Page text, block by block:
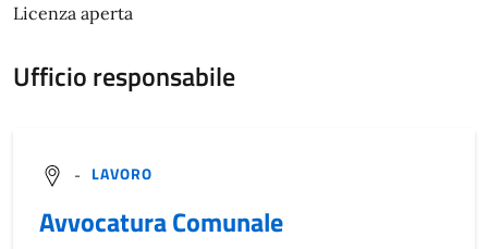
Licenza aperta
Ufficio responsabile
- LAVORO
Avvocatura Comunale